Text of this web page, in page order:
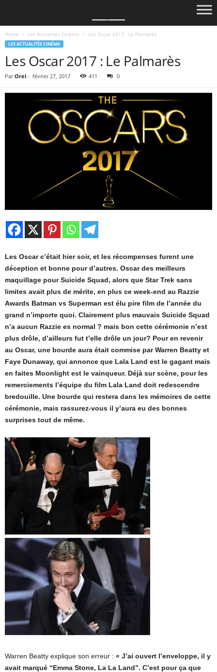
Home Les Actualités Cinéma Les Oscar 2017 : Le Palmarès
LES ACTUALITÉS CINÉMA
Les Oscar 2017 : Le Palmarès
Par Orel - février 27, 2017 411 0
Les Oscar c’était hier soir, et les récompenses furent une
déception et bonne pour d’autres. Oscar des meilleurs
maquillage pour Suicide Squad, alors que Star Trek sans
limites avait plus de mérite, en plus ce week-end au Razzie
Awards Batman vs Superman est élu pire film de l’année du
grand n’importe quoi. Clairement plus mauvais Suicide Squad
n’a aucun Razzie es normal ? mais bon cette cérémonie n’est
plus drôle, d’ailleurs fut t’elle drôle un jour? Pour en revenir
au Oscar, une bourde aura était commise par Warren Beatty et
Faye Dunaway, qui annonce que Lala Land est le gagant mais
en faites Moonlight est le vainqueur. Déjà sur scène, pour les
remerciements l’équipe du film Lala Land doit redescendre
bredouille. Une bourde qui restera dans les mémoires de cette
cérémonie, mais rassurez-vous il y’aura eu des bonnes
surprises tout de même.
Warren Beatty explique son erreur : « J’ai ouvert l’enveloppe, il y
avait marqué “Emma Stone, La La Land”. C’est pour ça que